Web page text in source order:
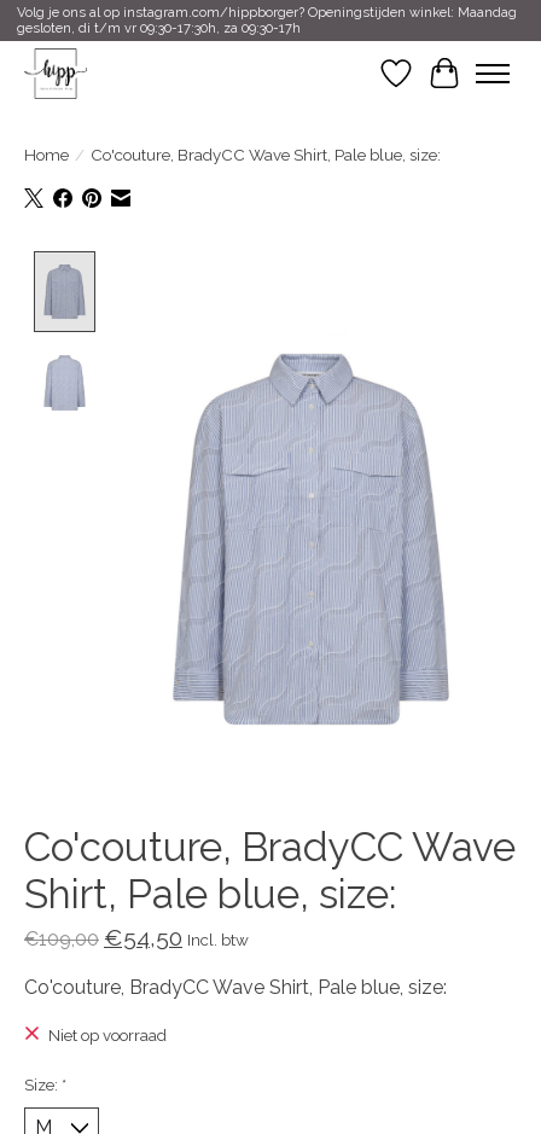
Volg je ons al op instagram.com/hippborger? Openingstijden winkel: Maandag
gesloten, di t/m vr 09:30-17:30h, za 09:30-17h
Verlanglijst
Home / Co'couture, BradyCC Wave Shirt, Pale blue, size:
Co'couture, BradyCC Wave
Shirt, Pale blue, size:
€109,00 €54,50 Incl. btw
Co'couture, BradyCC Wave Shirt, Pale blue, size:
Niet op voorraad
Size: *